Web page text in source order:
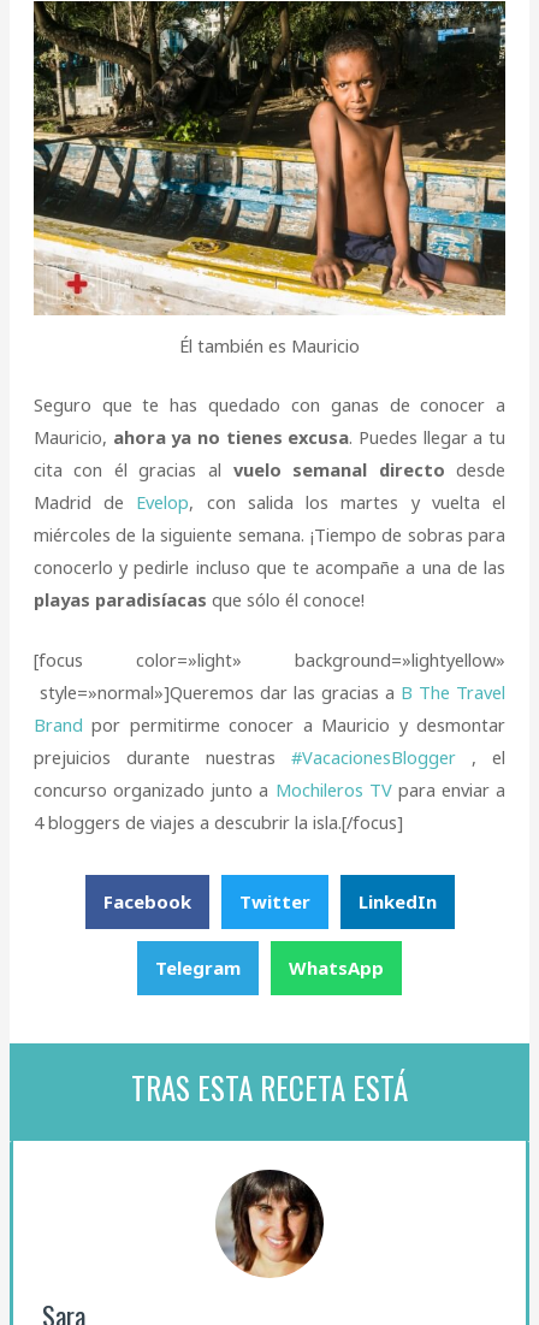
Él también es Mauricio
Seguro que te has quedado con ganas de conocer a
Mauricio, ahora ya no tienes excusa. Puedes llegar a tu
cita con él gracias al vuelo semanal directo desde
Madrid de Evelop, con salida los martes y vuelta el
miércoles de la siguiente semana. ¡Tiempo de sobras para
conocerlo y pedirle incluso que te acompañe a una de las
playas paradisíacas que sólo él conoce!
[focus color=»light» background=»lightyellow»
style=»normal»]Queremos dar las gracias a B The Travel
Brand por permitirme conocer a Mauricio y desmontar
prejuicios durante nuestras#VacacionesBlogger , el
concurso organizado junto a Mochileros TVpara enviar a
4 bloggers de viajes a descubrir la isla.[/focus]
Facebook Twitter LinkedIn
Telegram WhatsApp
TRAS ESTA RECETA ESTÁ
Sara